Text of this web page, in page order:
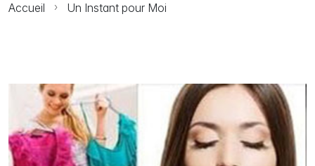
Accueil Un Instant pour Moi
Photo Un Instant pour Moi